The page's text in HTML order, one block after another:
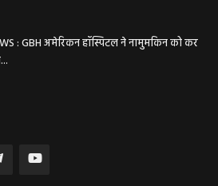
: GBH अमेरिकन हॉस्पिटल ने नामुमकिन को कर